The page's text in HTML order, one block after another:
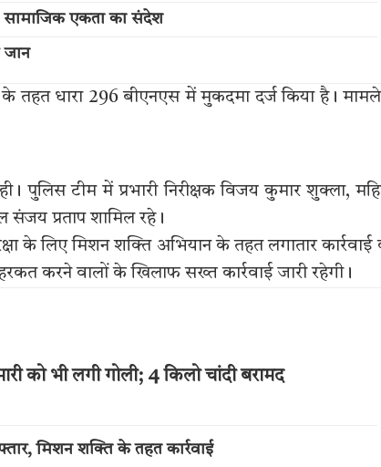
सामाजिक एकता का संदेश
जान
धारा 296 बीएनएस में मुकदमा दर्ज किया है।
पुलिस टीम में प्रभारी निरीक्षक विजय कुमार शुक्ला,
प्रताप शामिल रहे।
के लिए मिशन शक्ति अभियान के तहत लगातार कार्रवाई
करने वालों के खिलाफ सख्त कार्रवाई जारी रहेगी।
को भी लगी गोली; 4 किलो चांदी बरामद
मिशन शक्ति के तहत कार्रवाई